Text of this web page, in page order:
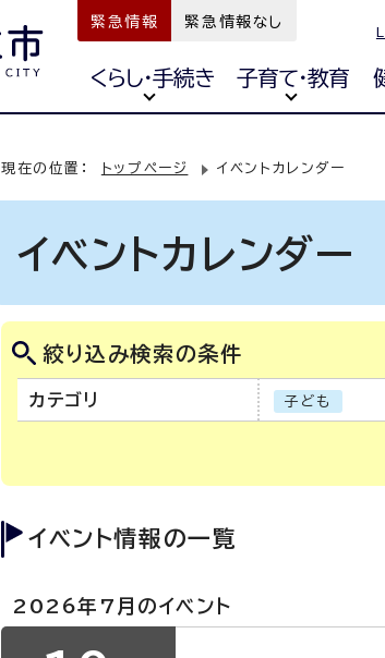
緊急情報 緊急情報なし
くらし・手続き 子育て・教育
現在の位置： トップページ イベントカレンダー
イベントカレンダー
絞り込み検索の条件
カテゴリ 子ども
イベント情報の一覧
2026年7月のイベント